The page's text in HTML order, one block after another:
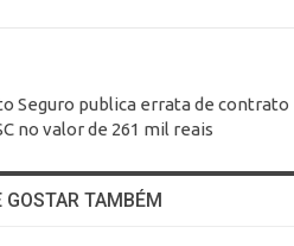
Seguro publica errata de contrato
no valor de 261 mil reais
GOSTAR TAMBÉM